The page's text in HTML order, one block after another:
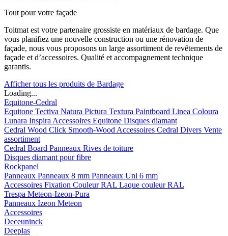
Tout pour votre façade
Toitmat est votre partenaire grossiste en matériaux de bardage. Que
vous planifiez une nouvelle construction ou une rénovation de
façade, nous vous proposons un large assortiment de revêtements de
façade et d’accessoires. Qualité et accompagnement technique
garantis.
Afficher tous les produits de Bardage
Loading...
Equitone-Cedral
Equitone Tectiva Natura Pictura Textura Paintboard Linea Coloura
Lunara Inspira Accessoires Equitone Disques diamant
Cedral Wood Click Smooth-Wood Accessoires Cedral Divers Vente
assortiment
Cedral Board Panneaux Rives de toiture
Disques diamant pour fibre
Rockpanel
Panneaux Panneaux 8 mm Panneaux Uni 6 mm
Accessoires Fixation Couleur RAL Laque couleur RAL
Trespa Meteon-Izeon-Pura
Panneaux Izeon Meteon
Accessoires
Deceuninck
Deeplas